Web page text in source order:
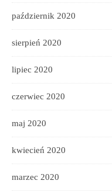
październik 2020
sierpień 2020
lipiec 2020
czerwiec 2020
maj 2020
kwiecień 2020
marzec 2020